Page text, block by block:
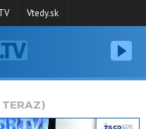
Vtedy.sk
TERAZ)